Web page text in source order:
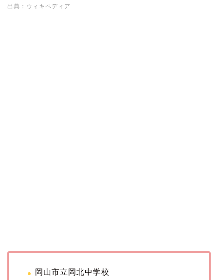
出典：ウィキペディア
岡山市立岡北中学校